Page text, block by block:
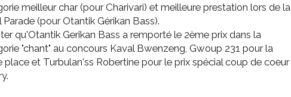
meilleur char (pour Charivari) et meilleure prestation lors de la
Parade (pour Otantik Gérikan Bass).
qu'Otantik Gerikan Bass a remporté le 2ème prix dans la
"chant" au concours Kaval Bwenzeng, Gwoup 231 pour la
place et Turbulan'ss Robertine pour le prix spécial coup de coeur